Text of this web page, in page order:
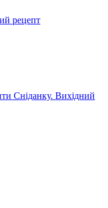
рецепт
Сніданку. Вихідний